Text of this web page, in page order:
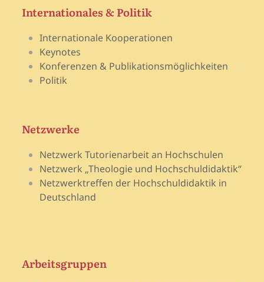
Internationales & Politik
Internationale Kooperationen
Keynotes
Konferenzen & Publikationsmöglichkeiten
Politik
Netzwerke
Netzwerk Tutorienarbeit an Hochschulen
Netzwerk „Theologie und Hochschuldidaktik“
Netzwerktreffen der Hochschuldidaktik in
Deutschland
Arbeitsgruppen